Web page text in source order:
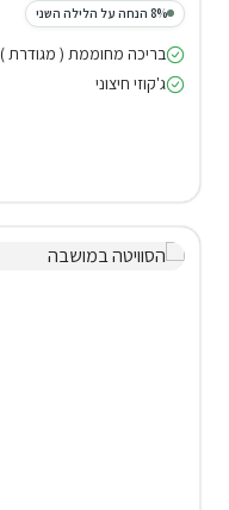
8% הנחה על הלילה השני
בריכה מחוממת ( מגודרת )
ג'קוזי חיצוני